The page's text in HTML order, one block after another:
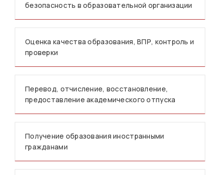
безопасность в образовательной организации
Оценка качества образования, ВПР, контроль и
проверки
Перевод, отчисление, восстановление,
предоставление академического отпуска
Получение образования иностранными
гражданами